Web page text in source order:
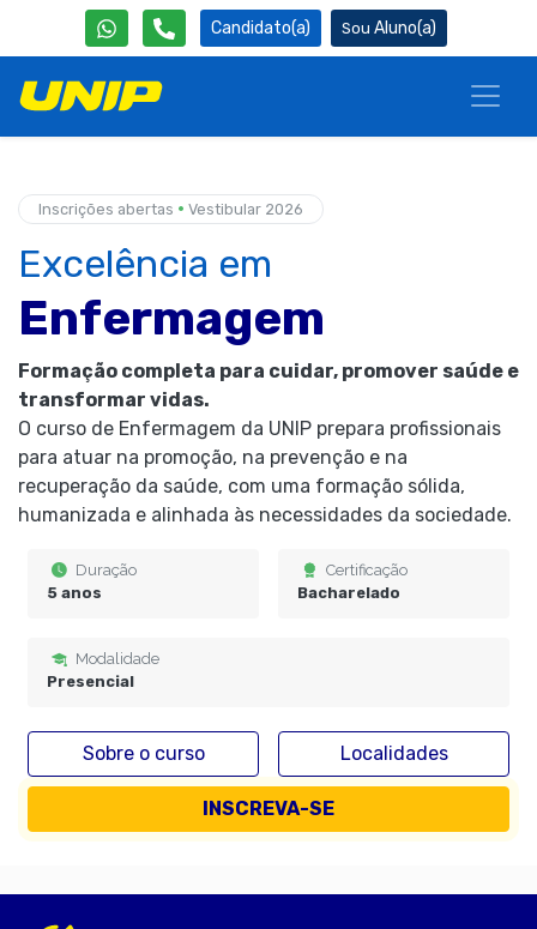
Candidato(a) Aluno(a)
Inscrições abertas • Vestibular 2026
Excelência em
Enfermagem
Formação completa para cuidar, promover saúde e
transformar vidas.
O curso de Enfermagem da UNIP prepara profissionais
para atuar na promoção, na prevenção e na
recuperação da saúde, com uma formação sólida,
humanizada e alinhada às necessidades da sociedade.
Duração
5 anos
Certificação
Bacharelado
Modalidade
Presencial
Sobre o curso Localidades
INSCREVA-SE